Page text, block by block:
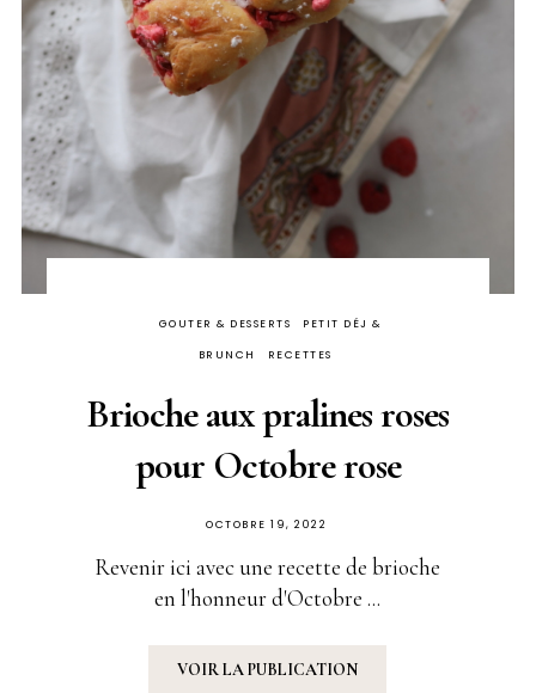
GOUTER & DESSERTS PETIT DÉJ &
BRUNCH RECETTES
Brioche aux pralines roses
pour Octobre rose
PUBLIÉ
OCTOBRE 19, 2022
Revenir ici avec une recette de brioche
en l'honneur d'Octobre ...
VOIR LA PUBLICATION